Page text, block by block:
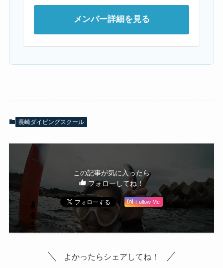
メンバー詳細を見る
長崎ダイビングスクール
この記事が気に入ったら
フォローしてね！
Follow Me
よかったらシェアしてね！